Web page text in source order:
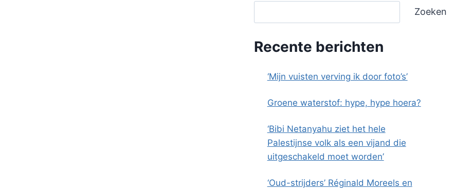
Zoeken
Recente berichten
‘Mijn vuisten verving ik door foto’s’
Groene waterstof: hype, hype hoera?
‘Bibi Netanyahu ziet het hele
Palestijnse volk als een vijand die
uitgeschakeld moet worden’
‘Oud-strijders’ Réginald Moreels en